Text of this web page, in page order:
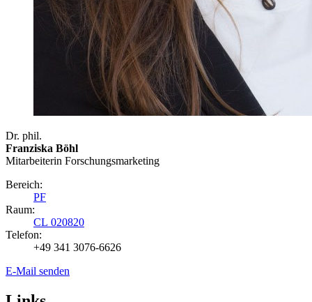
Dr. phil.
Franziska Böhl
Mitarbeiterin Forschungsmarketing
Bereich:
PF
Raum:
CL 020820
Telefon:
+49 341 3076-6626
E-Mail senden